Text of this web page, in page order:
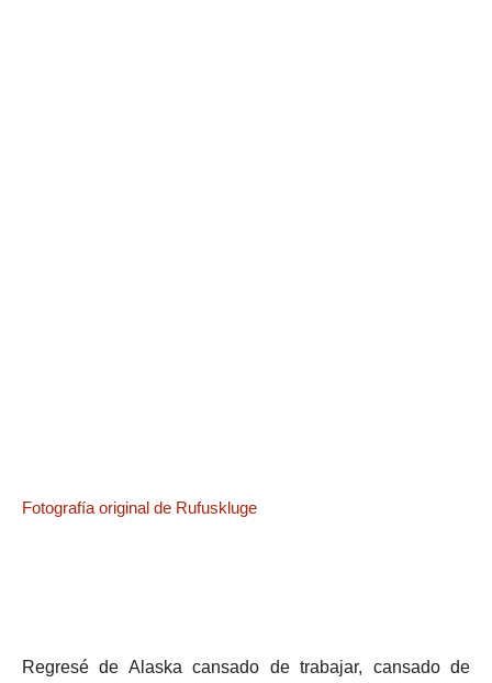
Fotografía original de Rufuskluge
Regresé de Alaska cansado de trabajar, cansado de